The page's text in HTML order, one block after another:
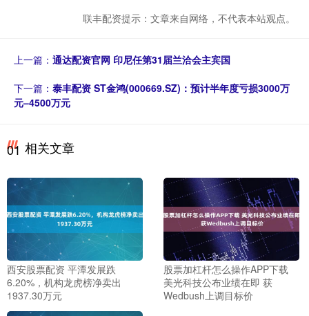
联丰配资提示：文章来自网络，不代表本站观点。
上一篇： 通达配资官网 印尼任第31届兰洽会主宾国
下一篇： 泰丰配资 ST金鸿(000669.SZ)：预计半年度亏损3000万
元–4500万元
01 相关文章
西安股票配资 平潭发展跌
6.20%，机构龙虎榜净卖出
1937.30万元
股票加杠杆怎么操作APP下载
美光科技公布业绩在即 获
Wedbush上调目标价